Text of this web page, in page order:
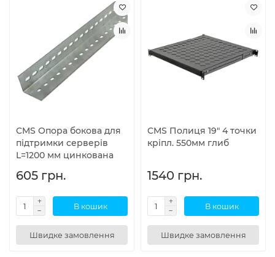
CMS Опора бокова для
підтримки серверів
L=1200 мм цинкована
605 грн.
В кошик
Швидке замовлення
CMS Полиця 19" 4 точки
кріпл. 550мм глиб
1540 грн.
В кошик
Швидке замовлення